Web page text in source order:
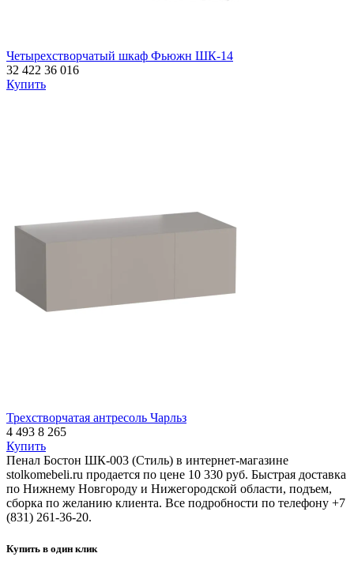
Четырехстворчатый шкаф Фьюжн ШК-14
32 422 36 016
Купить
Трехстворчатая антресоль Чарльз
4 493 8 265
Купить
Пенал Бостон ШК-003 (Стиль) в интернет-магазине
stolkomebeli.ru продается по цене 10 330 руб. Быстрая доставка
по Нижнему Новгороду и Нижегородской области, подъем,
сборка по желанию клиента. Все подробности по телефону +7
(831) 261-36-20.
Купить в один клик